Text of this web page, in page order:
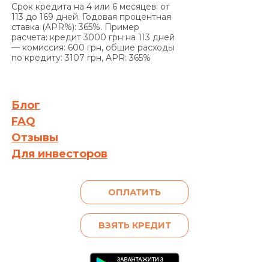
Срок кредита на 4 или 6 месяцев: от
113 до 169 дней. Годовая процентная
ставка (APR%): 365%. Пример
расчета: кредит 3000 грн на 113 дней
— комиссия: 600 грн, общие расходы
по кредиту: 3107 грн, APR: 365%
Блог
FAQ
Отзывы
Для инвесторов
ОПЛАТИТЬ
ВЗЯТЬ КРЕДИТ